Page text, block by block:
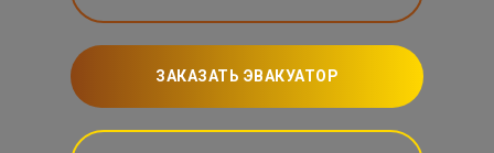
ЗАКАЗАТЬ ЭВАКУАТОР